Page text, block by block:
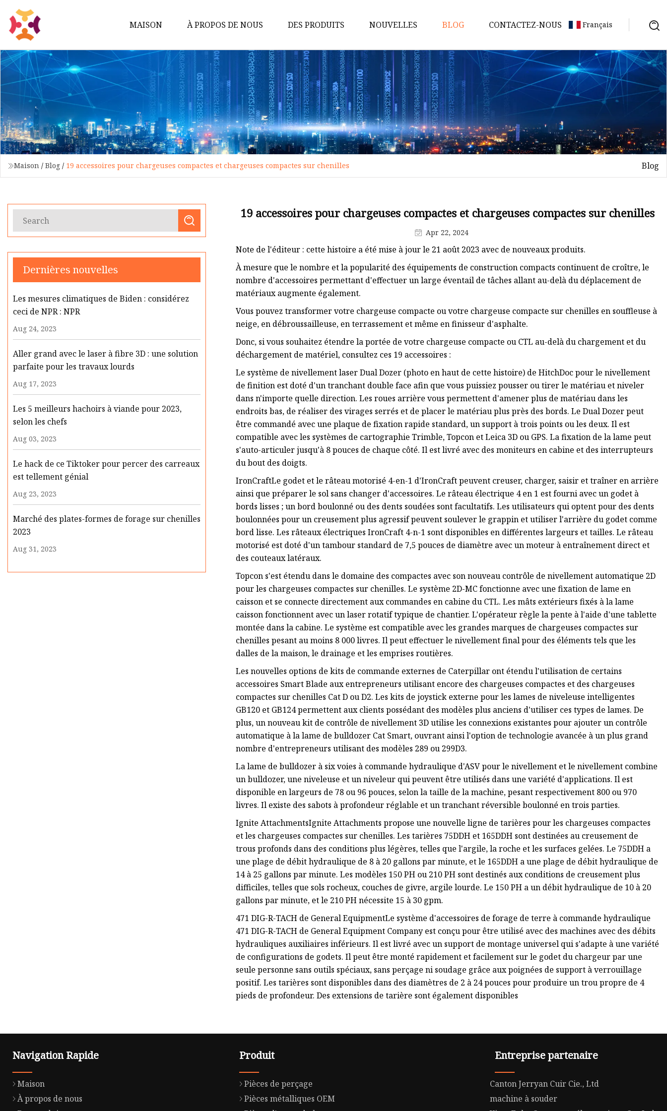
MAISON À PROPOS DE NOUS DES PRODUITS
Pièces de perçage
Pièces métalliques OEM
Pièces d'usure du broyeur
Pièces de machines agricoles
Faites glisser les bits
Pièces de broyeur
Pièces d'estampage
Pièces de trancheuse
NOUVELLES BLOG CONTACTEZ-NOUS Français
Maison / Blog / 19 accessoires pour chargeuses compactes et chargeuses compactes sur chenilles Blog
Dernières nouvelles
Les mesures climatiques de Biden : considérez
ceci de NPR : NPR
Aug 24, 2023
Aller grand avec le laser à fibre 3D : une solution
parfaite pour les travaux lourds
Aug 17, 2023
Les 5 meilleurs hachoirs à viande pour 2023,
selon les chefs
Aug 03, 2023
Le hack de ce Tiktoker pour percer des carreaux
est tellement génial
Aug 23, 2023
Marché des plates-formes de forage sur chenilles
2023
Aug 31, 2023
19 accessoires pour chargeuses compactes et chargeuses compactes sur chenilles
Apr 22, 2024
Note de l'éditeur : cette histoire a été mise à jour le 21 août 2023 avec de nouveaux produits.
À mesure que le nombre et la popularité des équipements de construction compacts continuent de croître, le
nombre d'accessoires permettant d'effectuer un large éventail de tâches allant au-delà du déplacement de
matériaux augmente également.
Vous pouvez transformer votre chargeuse compacte ou votre chargeuse compacte sur chenilles en souffleuse à
neige, en débroussailleuse, en terrassement et même en finisseur d'asphalte.
Donc, si vous souhaitez étendre la portée de votre chargeuse compacte ou CTL au-delà du chargement et du
déchargement de matériel, consultez ces 19 accessoires :
Le système de nivellement laser Dual Dozer (photo en haut de cette histoire) de HitchDoc pour le nivellement
de finition est doté d'un tranchant double face afin que vous puissiez pousser ou tirer le matériau et niveler
dans n'importe quelle direction. Les roues arrière vous permettent d'amener plus de matériau dans les
endroits bas, de réaliser des virages serrés et de placer le matériau plus près des bords. Le Dual Dozer peut
être commandé avec une plaque de fixation rapide standard, un support à trois points ou les deux. Il est
compatible avec les systèmes de cartographie Trimble, Topcon et Leica 3D ou GPS. La fixation de la lame peut
s'auto-articuler jusqu'à 8 pouces de chaque côté. Il est livré avec des moniteurs en cabine et des interrupteurs
du bout des doigts.
IronCraftLe godet et le râteau motorisé 4-en-1 d'IronCraft peuvent creuser, charger, saisir et traîner en arrière
ainsi que préparer le sol sans changer d'accessoires. Le râteau électrique 4 en 1 est fourni avec un godet à
bords lisses ; un bord boulonné ou des dents soudées sont facultatifs. Les utilisateurs qui optent pour des dents
boulonnées pour un creusement plus agressif peuvent soulever le grappin et utiliser l'arrière du godet comme
bord lisse. Les râteaux électriques IronCraft 4-n-1 sont disponibles en différentes largeurs et tailles. Le râteau
motorisé est doté d'un tambour standard de 7,5 pouces de diamètre avec un moteur à entraînement direct et
des couteaux latéraux.
Topcon s'est étendu dans le domaine des compactes avec son nouveau contrôle de nivellement automatique 2D
pour les chargeuses compactes sur chenilles. Le système 2D-MC fonctionne avec une fixation de lame en
caisson et se connecte directement aux commandes en cabine du CTL. Les mâts extérieurs fixés à la lame
caisson fonctionnent avec un laser rotatif typique de chantier. L'opérateur règle la pente à l'aide d'une tablette
montée dans la cabine. Le système est compatible avec les grandes marques de chargeuses compactes sur
chenilles pesant au moins 8 000 livres. Il peut effectuer le nivellement final pour des éléments tels que les
dalles de la maison, le drainage et les emprises routières.
Les nouvelles options de kits de commande externes de Caterpillar ont étendu l'utilisation de certains
accessoires Smart Blade aux entrepreneurs utilisant encore des chargeuses compactes et des chargeuses
compactes sur chenilles Cat D ou D2. Les kits de joystick externe pour les lames de niveleuse intelligentes
GB120 et GB124 permettent aux clients possédant des modèles plus anciens d'utiliser ces types de lames. De
plus, un nouveau kit de contrôle de nivellement 3D utilise les connexions existantes pour ajouter un contrôle
automatique à la lame de bulldozer Cat Smart, ouvrant ainsi l'option de technologie avancée à un plus grand
nombre d'entrepreneurs utilisant des modèles 289 ou 299D3.
La lame de bulldozer à six voies à commande hydraulique d'ASV pour le nivellement et le nivellement combine
un bulldozer, une niveleuse et un niveleur qui peuvent être utilisés dans une variété d'applications. Il est
disponible en largeurs de 78 ou 96 pouces, selon la taille de la machine, pesant respectivement 800 ou 970
livres. Il existe des sabots à profondeur réglable et un tranchant réversible boulonné en trois parties.
Ignite AttachmentsIgnite Attachments propose une nouvelle ligne de tarières pour les chargeuses compactes
et les chargeuses compactes sur chenilles. Les tarières 75DDH et 165DDH sont destinées au creusement de
trous profonds dans des conditions plus légères, telles que l'argile, la roche et les surfaces gelées. Le 75DDH a
une plage de débit hydraulique de 8 à 20 gallons par minute, et le 165DDH a une plage de débit hydraulique de
14 à 25 gallons par minute. Les modèles 150 PH ou 210 PH sont destinés aux conditions de creusement plus
difficiles, telles que sols rocheux, couches de givre, argile lourde. Le 150 PH a un débit hydraulique de 10 à 20
gallons par minute, et le 210 PH nécessite 15 à 30 gpm.
471 DIG-R-TACH de General EquipmentLe système d'accessoires de forage de terre à commande hydraulique
471 DIG-R-TACH de General Equipment Company est conçu pour être utilisé avec des machines avec des débits
hydrauliques auxiliaires inférieurs. Il est livré avec un support de montage universel qui s'adapte à une variété
de configurations de godets. Il peut être monté rapidement et facilement sur le godet du chargeur par une
seule personne sans outils spéciaux, sans perçage ni soudage grâce aux poignées de support à verrouillage
positif. Les tarières sont disponibles dans des diamètres de 2 à 24 pouces pour produire un trou propre de 4
pieds de profondeur. Des extensions de tarière sont également disponibles
Navigation Rapide
Maison
À propos de nous
Produit
Pièces de perçage
Pièces métalliques OEM
Entreprise partenaire
Canton Jerryan Cuir Cie., Ltd
machine à souder